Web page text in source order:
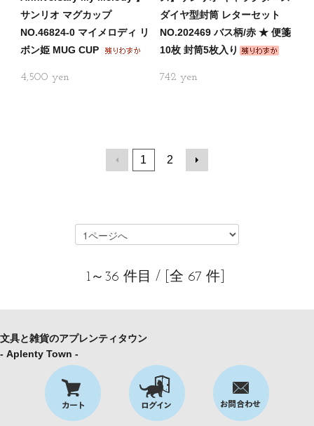
サンリオ マグカップ
NO.46824-0 マイメロディ リ
ボン姫 MUG CUP
4,500
ダイヤ型封筒 レターセット
NO.202469 バス柄/赤 ★ 便箋
10枚 封筒5枚入り
742
1 2
1～36 件目 / [全 67 件]
文具と雑貨のアプレンティタウン
- Aplenty Town -